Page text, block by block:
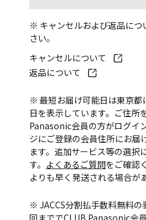
※ キャンセルおよび返品につ
さい。
キャンセルについて
返品について
※ 最短お届け可能日は東京都
日を表示しています。ご住所
Panasonic会員の方がログイ
ジにご登録の会員住所にお届
ます。追加サービス等の選択
す。 よくあるご質問をご確認
よりも早く発送される場合が
※ JACCS分割払手数料無料
回まででCLUB Panasonic会